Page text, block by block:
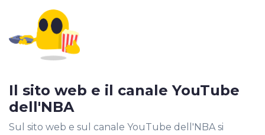
Il sito web e il canale YouTube
dell'NBA
Sul sito web e sul canale YouTube dell'NBA si